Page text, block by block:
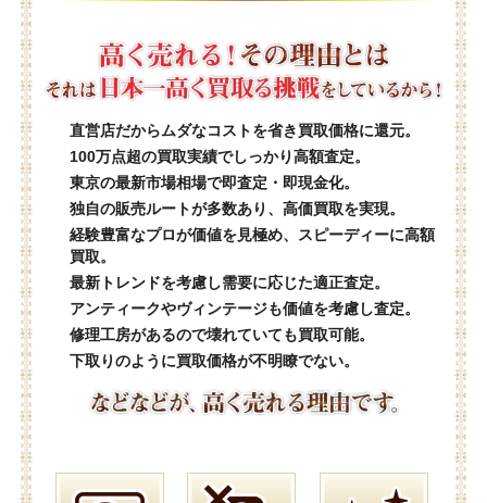
直営店だからムダなコストを省き買取価格に還元。
100万点超の買取実績でしっかり高額査定。
東京の最新市場相場で即査定・即現金化。
独自の販売ルートが多数あり、高価買取を実現。
経験豊富なプロが価値を見極め、スピーディーに高額
買取。
最新トレンドを考慮し需要に応じた適正査定。
アンティークやヴィンテージも価値を考慮し査定。
修理工房があるので壊れていても買取可能。
下取りのように買取価格が不明瞭でない。